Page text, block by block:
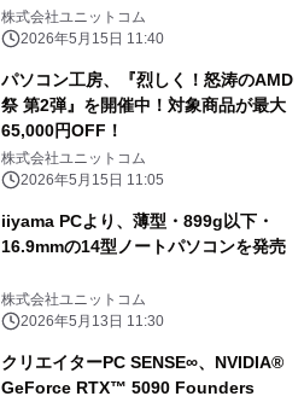
ターII』販売開始
株式会社ユニットコム
2026年5月15日 11:40
パソコン工房、『烈しく！怒涛のAMD
祭 第2弾』を開催中！対象商品が最大
65,000円OFF！
株式会社ユニットコム
2026年5月15日 11:05
iiyama PCより、薄型・899g以下・
16.9mmの14型ノートパソコンを発売
株式会社ユニットコム
2026年5月13日 11:30
クリエイターPC SENSE∞、NVIDIA®
GeForce RTX™ 5090 Founders